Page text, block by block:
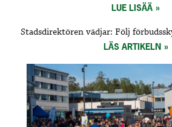
LUE LISÄÄ
Stadsdirektören vädjar: Följ
LÄS ARTIKELN